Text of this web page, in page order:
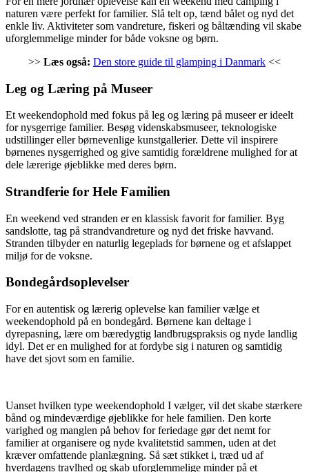
naturen være perfekt for familier. Slå telt op, tænd bålet og nyd det
enkle liv. Aktiviteter som vandreture, fiskeri og båltænding vil skabe
uforglemmelige minder for både voksne og børn.
>> Læs også: Den store guide til glamping i Danmark <<
Leg og Læring på Museer
Et weekendophold med fokus på leg og læring på museer er ideelt
for nysgerrige familier. Besøg videnskabsmuseer, teknologiske
udstillinger eller børnevenlige kunstgallerier. Dette vil inspirere
børnenes nysgerrighed og give samtidig forældrene mulighed for at
dele lærerige øjeblikke med deres børn.
Strandferie for Hele Familien
En weekend ved stranden er en klassisk favorit for familier. Byg
sandslotte, tag på strandvandreture og nyd det friske havvand.
Stranden tilbyder en naturlig legeplads for børnene og et afslappet
miljø for de voksne.
Bondegårdsoplevelser
For en autentisk og lærerig oplevelse kan familier vælge et
weekendophold på en bondegård. Børnene kan deltage i
dyrepasning, lære om bæredygtig landbrugspraksis og nyde landlig
idyl. Det er en mulighed for at fordybe sig i naturen og samtidig
have det sjovt som en familie.
Uanset hvilken type weekendophold I vælger, vil det skabe stærkere
bånd og mindeværdige øjeblikke for hele familien. Den korte
varighed og manglen på behov for feriedage gør det nemt for
familier at organisere og nyde kvalitetstid sammen, uden at det
kræver omfattende planlægning. Så sæt stikket i, træd ud af
hverdagens travlhed og skab uforglemmelige minder på et